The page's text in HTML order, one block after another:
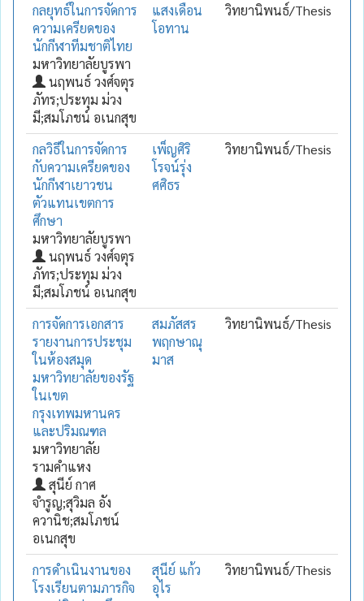
กลยุทธ์ในการจัดการ
ความเครียดของ
นักกีฬาทีมชาติไทย
มหาวิทยาลัยบูรพา
นฤพนธ์ วงศ์จตุร
ภัทร;ประทุม ม่วง
มี;สมโภชน์ อเนกสุข
แสงเดือน
โอทาน
วิทยานิพนธ์/Thesis
กลวิธีในการจัดการ
กับความเครียดของ
นักกีฬาเยาวชน
ตัวแทนเขตการ
ศึกษา
มหาวิทยาลัยบูรพา
นฤพนธ์ วงศ์จตุร
ภัทร;ประทุม ม่วง
มี;สมโภชน์ อเนกสุข
เพ็ญศิริ
โรจน์รุ่ง
ศศิธร
วิทยานิพนธ์/Thesis
การจัดการเอกสาร
รายงานการประชุม
ในห้องสมุด
มหาวิทยาลัยของรัฐ
ในเขต
กรุงเทพมหานคร
และปริมณฑล
มหาวิทยาลัย
รามคำแหง
สุนีย์ กาศ
จำรูญ;สุวิมล อัง
ควานิช;สมโภชน์
อเนกสุข
สมภัสสร
พฤกษาณุ
มาส
วิทยานิพนธ์/Thesis
การดำเนินงานของ
โรงเรียนตามภารกิจ
สุนีย์ แก้ว
อุไร
วิทยานิพนธ์/Thesis